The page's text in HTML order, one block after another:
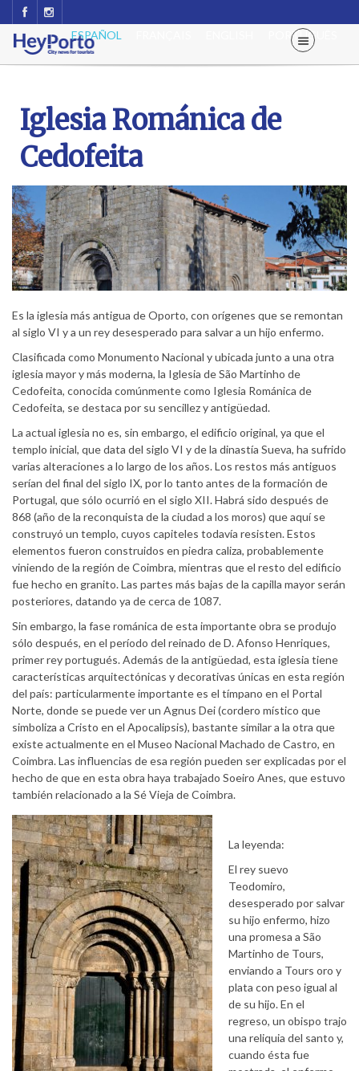
PORTUGUÊS
ESPAÑOL
Iglesia Románica de
Cedofeita
Es la iglesia más antigua de Oporto, con orígenes que se remontan
al siglo VI y a un rey desesperado para salvar a un hijo enfermo.
Clasificada como Monumento Nacional y ubicada junto a una otra
iglesia mayor y más moderna, la Iglesia de São Martinho de
Cedofeita, conocida comúnmente como Iglesia Románica de
Cedofeita, se destaca por su sencillez y antigüedad.
La actual iglesia no es, sin embargo, el edificio original, ya que el
templo inicial, que data del siglo VI y de la dinastía Sueva, ha sufrido
varias alteraciones a lo largo de los años. Los restos más antiguos
serían del final del siglo IX, por lo tanto antes de la formación de
Portugal, que sólo ocurrió en el siglo XII. Habrá sido después de
868 (año de la reconquista de la ciudad a los moros) que aquí se
construyó un templo, cuyos capiteles todavía resisten. Estos
elementos fueron construidos en piedra caliza, probablemente
viniendo de la región de Coimbra, mientras que el resto del edificio
fue hecho en granito. Las partes más bajas de la capilla mayor serán
posteriores, datando ya de cerca de 1087.
Sin embargo, la fase románica de esta importante obra se produjo
sólo después, en el período del reinado de D. Afonso Henriques,
primer rey portugués. Además de la antigüedad, esta iglesia tiene
características arquitectónicas y decorativas únicas en esta región
del país: particularmente importante es el tímpano en el Portal
Norte, donde se puede ver un Agnus Dei (cordero místico que
simboliza a Cristo en el Apocalipsis), bastante similar a la otra que
existe actualmente en el Museo Nacional Machado de Castro, en
Coimbra. Las influencias de esa región pueden ser explicadas por el
hecho de que en esta obra haya trabajado Soeiro Anes, que estuvo
también relacionado a la Sé Vieja de Coimbra.
La leyenda:
El rey suevo
Teodomiro,
desesperado por salvar
su hijo enfermo, hizo
una promesa a São
Martinho de Tours,
enviando a Tours oro y
plata con peso igual al
de su hijo. En el
regreso, un obispo trajo
una reliquia del santo y,
cuando ésta fue